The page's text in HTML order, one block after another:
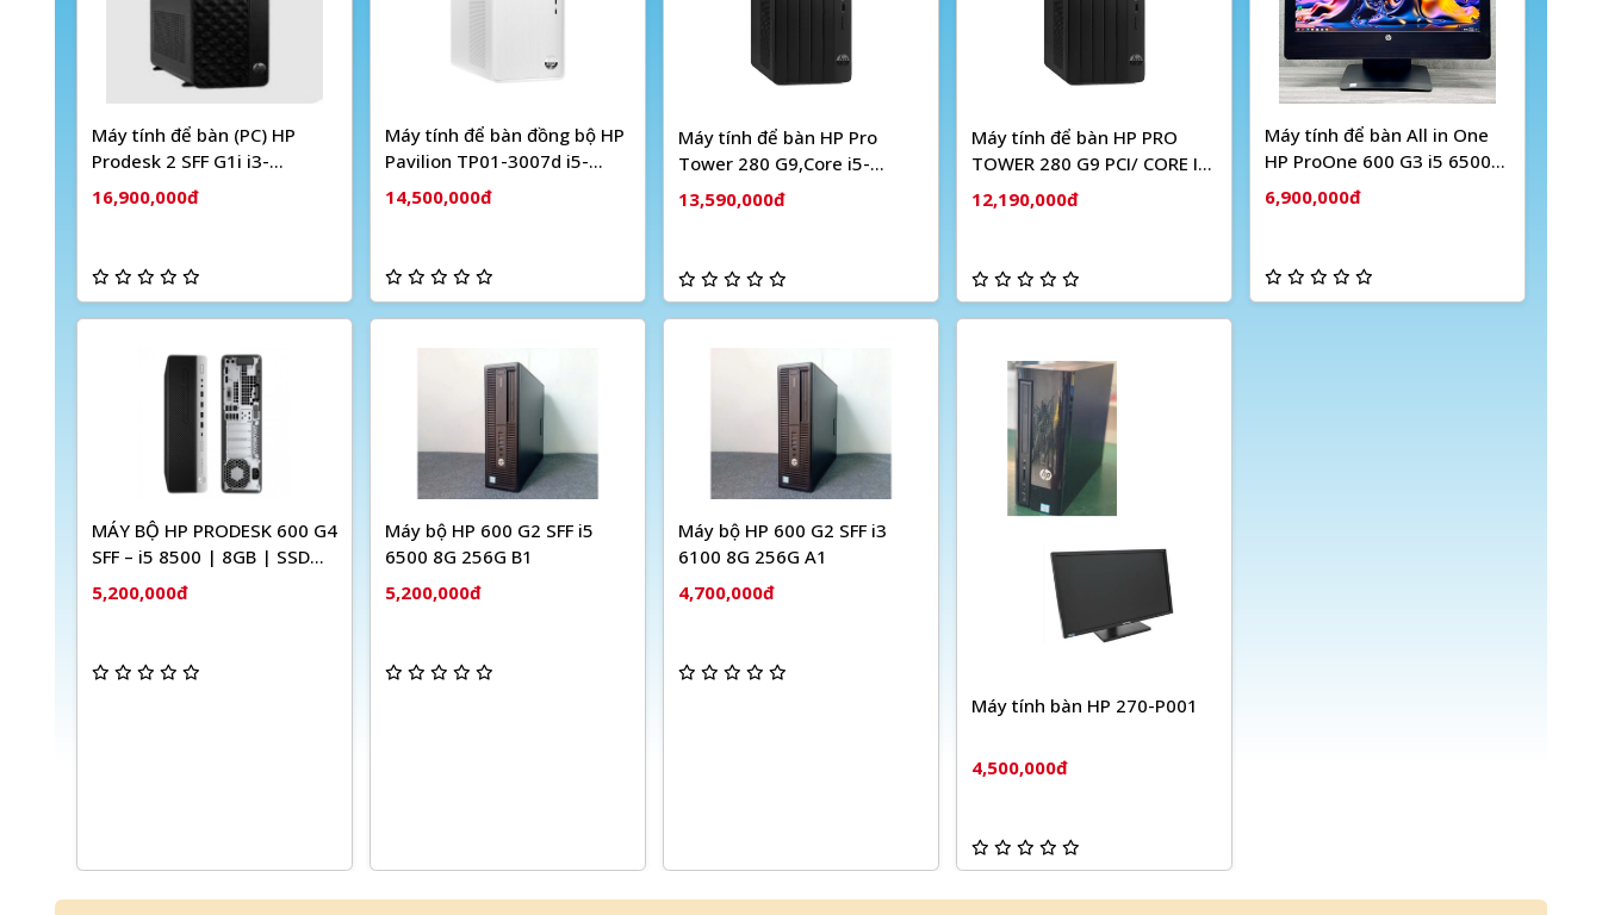
Máy tính để bàn (PC) HP
Prodesk 2 SFF G1i i3-
14100(4*3.5)/8G/256GSSD/WL/BT/KB/M/W11SL/
ĐEN (CU3A2AT)
16,900,000đ
Máy tính để bàn đồng bộ HP
Pavilion TP01-3007d i5-
12400/ 8GB/ 512GB SSD/
Win11/ USB K&M/ Wlan
White/ 1Y
14,500,000đ
Máy tính để bàn HP Pro
Tower 280 G9,Core i5-
12500,8GB RAM,256GB
SSD,Intel Graphics,Wlan
Mouse,Win11 Home
13,590,000đ
Máy tính để bàn HP PRO
TOWER 280 G9 PCI/ CORE I3-
12100/ Ram 8/ SSD 256gb
12,190,000đ
Máy tính để bàn All in One
HP ProOne 600 G3 i5 6500
RAM 8GB SSD 256GB FHD
21.5 inch
6,900,000đ
MÁY BỘ HP PRODESK 600 G4
SFF – i5 8500 | 8GB | SSD
256GB
5,200,000đ
Máy bộ HP 600 G2 SFF i5
6500 8G 256G B1
5,200,000đ
Máy bộ HP 600 G2 SFF i3
6100 8G 256G A1
4,700,000đ
Máy tính bàn HP 270-P001
4,500,000đ